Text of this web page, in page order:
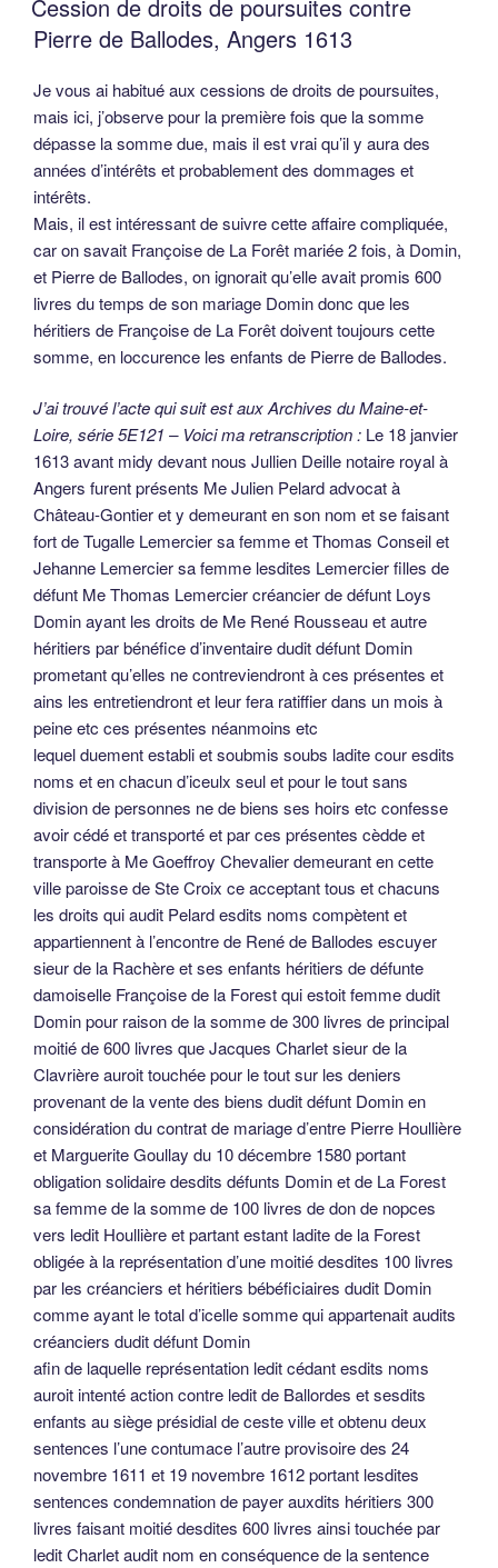
Cession de droits de poursuites contre
Pierre de Ballodes, Angers 1613
Je vous ai habitué aux cessions de droits de poursuites,
mais ici, j’observe pour la première fois que la somme
dépasse la somme due, mais il est vrai qu’il y aura des
années d’intérêts et probablement des dommages et
intérêts.
Mais, il est intéressant de suivre cette affaire compliquée,
car on savait Françoise de La Forêt mariée 2 fois, à Domin,
et Pierre de Ballodes, on ignorait qu’elle avait promis 600
livres du temps de son mariage Domin donc que les
héritiers de Françoise de La Forêt doivent toujours cette
somme, en loccurence les enfants de Pierre de Ballodes.
J’ai trouvé l’acte qui suit est aux Archives du Maine-et-
Loire, série 5E121 – Voici ma retranscription : Le 18 janvier
1613 avant midy devant nous Jullien Deille notaire royal à
Angers furent présents Me Julien Pelard advocat à
Château-Gontier et y demeurant en son nom et se faisant
fort de Tugalle Lemercier sa femme et Thomas Conseil et
Jehanne Lemercier sa femme lesdites Lemercier filles de
défunt Me Thomas Lemercier créancier de défunt Loys
Domin ayant les droits de Me René Rousseau et autre
héritiers par bénéfice d’inventaire dudit défunt Domin
prometant qu’elles ne contreviendront à ces présentes et
ains les entretiendront et leur fera ratiffier dans un mois à
peine etc ces présentes néanmoins etc
lequel duement establi et soubmis soubs ladite cour esdits
noms et en chacun d’iceulx seul et pour le tout sans
division de personnes ne de biens ses hoirs etc confesse
avoir cédé et transporté et par ces présentes cèdde et
transporte à Me Goeffroy Chevalier demeurant en cette
ville paroisse de Ste Croix ce acceptant tous et chacuns
les droits qui audit Pelard esdits noms compètent et
appartiennent à l’encontre de René de Ballodes escuyer
sieur de la Rachère et ses enfants héritiers de défunte
damoiselle Françoise de la Forest qui estoit femme dudit
Domin pour raison de la somme de 300 livres de principal
moitié de 600 livres que Jacques Charlet sieur de la
Clavrière auroit touchée pour le tout sur les deniers
provenant de la vente des biens dudit défunt Domin en
considération du contrat de mariage d’entre Pierre Houllière
et Marguerite Goullay du 10 décembre 1580 portant
obligation solidaire desdits défunts Domin et de La Forest
sa femme de la somme de 100 livres de don de nopces
vers ledit Houllière et partant estant ladite de la Forest
obligée à la représentation d’une moitié desdites 100 livres
par les créanciers et héritiers bébéficiaires dudit Domin
comme ayant le total d’icelle somme qui appartenait audits
créanciers dudit défunt Domin
afin de laquelle représentation ledit cédant esdits noms
auroit intenté action contre ledit de Ballordes et sesdits
enfants au siège présidial de ceste ville et obtenu deux
sentences l’une contumace l’autre provisoire des 24
novembre 1611 et 19 novembre 1612 portant lesdites
sentences condemnation de payer auxdits héritiers 300
livres faisant moitié desdites 600 livres ainsi touchée par
ledit Charlet audit nom en conséquence de la sentence